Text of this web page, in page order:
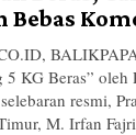
Bebas
5 KG Beras” oleh
resmi,
M. Irfan